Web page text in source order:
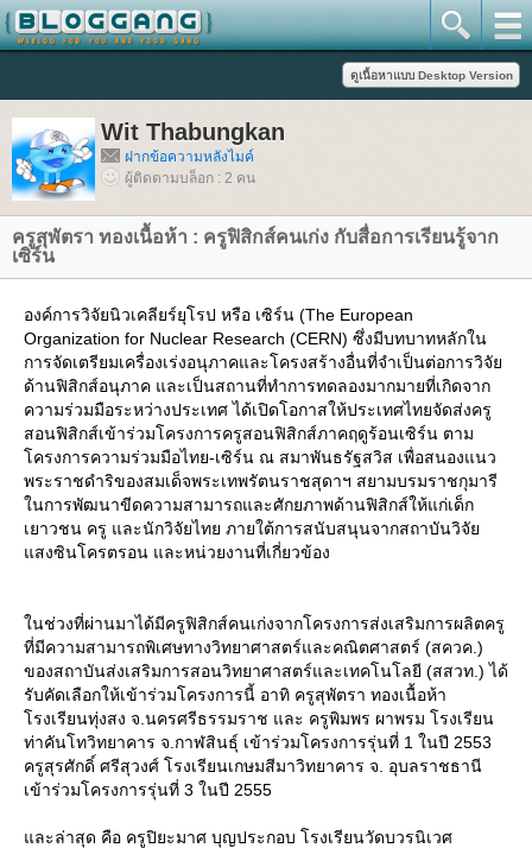
Wit Thabungkan
ฝากข้อความหลังไมค์
ผู้ติดตามบล็อก : 2 คน
ครูสุพัตรา ทองเนื้อห้า : ครูฟิสิกส์คนเก่ง กับสื่อการเรียนรู้จาก
เซิร์น
องค์การวิจัยนิวเคลียร์ยุโรป หรือ เซิร์น (The European
Organization for Nuclear Research (CERN) ซึ่งมีบทบาทหลักใน
การจัดเตรียมเครื่องเร่งอนุภาคและโครงสร้างอื่นที่จำเป็นต่อการวิจั
ด้านฟิสิกส์อนุภาค และเป็นสถานที่ทำการทดลองมากมายที่เกิดจาก
ความร่วมมือระหว่างประเทศ ได้เปิดโอกาสให้ประเทศไทยจัดส่งครู
สอนฟิสิกส์เข้าร่วมโครงการครูสอนฟิสิกส์ภาคฤดูร้อนเซิร์น ตาม
ครงการความร่วมมือไทย-เซิร์น ณ สมาพันธรัฐสวิส เพื่อสนองแนว
พระราชดำริของสมเด็จพระเทพรัตนราชสุดาฯ สยามบรมราชกุมารี
นการพัฒนาขีดความสามารถและศักยภาพด้านฟิสิกส์ให้แก่เด็ก
เยาวชน ครู และนักวิจัยไทย ภายใต้การสนับสนุนจากสถาบันวิจั
สงซินโครตรอน และหน่วยงานที่เกี่ยวข้อง
นช่วงที่ผ่านมาได้มีครูฟิสิกส์คนเก่งจากโครงการส่งเสริมการผลิตครู
ที่มีความสามารถพิเศษทางวิทยาศาสตร์และคณิตศาสตร์ (สควค.)
ของสถาบันส่งเสริมการสอนวิทยาศาสตร์และเทคโนโลยี (สสวท.) ได้
รับคัดเลือกให้เข้าร่วมโครงการนี้ อาทิ ครูสุพัตรา ทองเนื้อห้า
รงเรียนทุ่งสง จ.นครศรีธรรมราช และ ครูพิมพร ผาพรม โรงเรียน
ท่าคันโทวิทยาคาร จ.กาฬสินธุ์ เข้าร่วมโครงการรุ่นที่ 1 ในปี 2553
ครูสุรศักดิ์ ศรีสุวงศ์ โรงเรียนเกษมสีมาวิทยาคาร จ. อุบลราชธานี
เข้าร่วมโครงการรุ่นที่ 3 ในปี 2555
ละล่าสุด คือ ครูปิยะมาศ บุญประกอบ โรงเรียนวัดบวรนิเวศ